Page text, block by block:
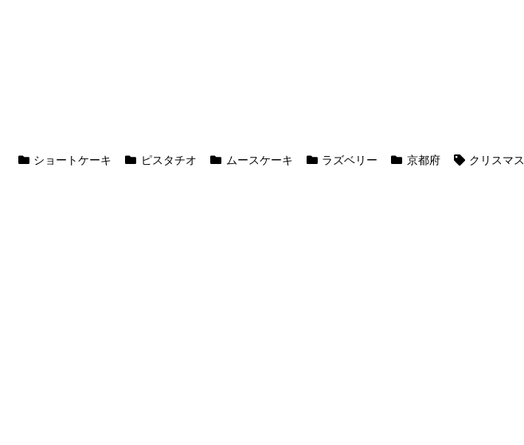
ショートケーキ ピスタチオ ムースケーキ ラズベリー 京都府 クリスマス